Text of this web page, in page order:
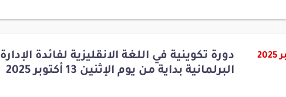
دورة تكوينية في اللغة الانقليزية لفائدة الإدارة
البرلمانية بداية من يوم الإثنين 13 أكتوبر 2025